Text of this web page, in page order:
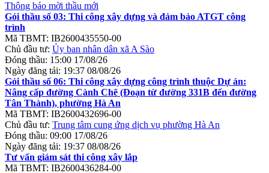
Thông báo mời thầu mới
Gói thầu số 03: Thi công xây dựng và đảm bảo ATGT công
trình
Mã TBMT: IB2600435550-00
Chủ đầu tư: Ủy ban nhân dân xã A Sào
Đóng thầu: 15:00 17/08/26
Ngày đăng tải: 19:37 08/08/26
Gói thầu số 06: Thi công xây dựng công trình thuộc Dự án:
Nâng cấp đường Cành Chẽ (Đoạn từ đường 331B đến đường
Tân Thành), phường Hà An
Mã TBMT: IB2600432696-00
Chủ đầu tư: Trung tâm cung ứng dịch vụ phường Hà An
Đóng thầu: 09:00 17/08/26
Ngày đăng tải: 19:37 08/08/26
Tư vấn giám sát thi công xây lắp
Mã TBMT: IB2600436284-00